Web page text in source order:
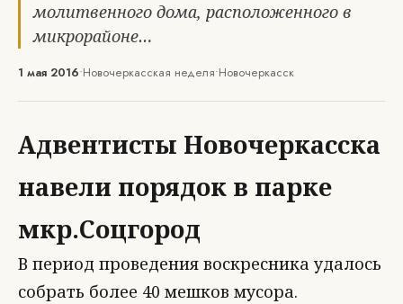
молитвенного дома, расположенного в
микрорайоне…
1 мая 2016•Новочеркасская неделя•Новочеркасск
Адвентисты Новочеркасска
навели порядок в парке
мкр.Соцгород
В период проведения воскресника удалось
собрать более 40 мешков мусора.